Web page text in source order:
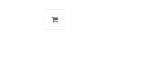
REGISTRIEREN